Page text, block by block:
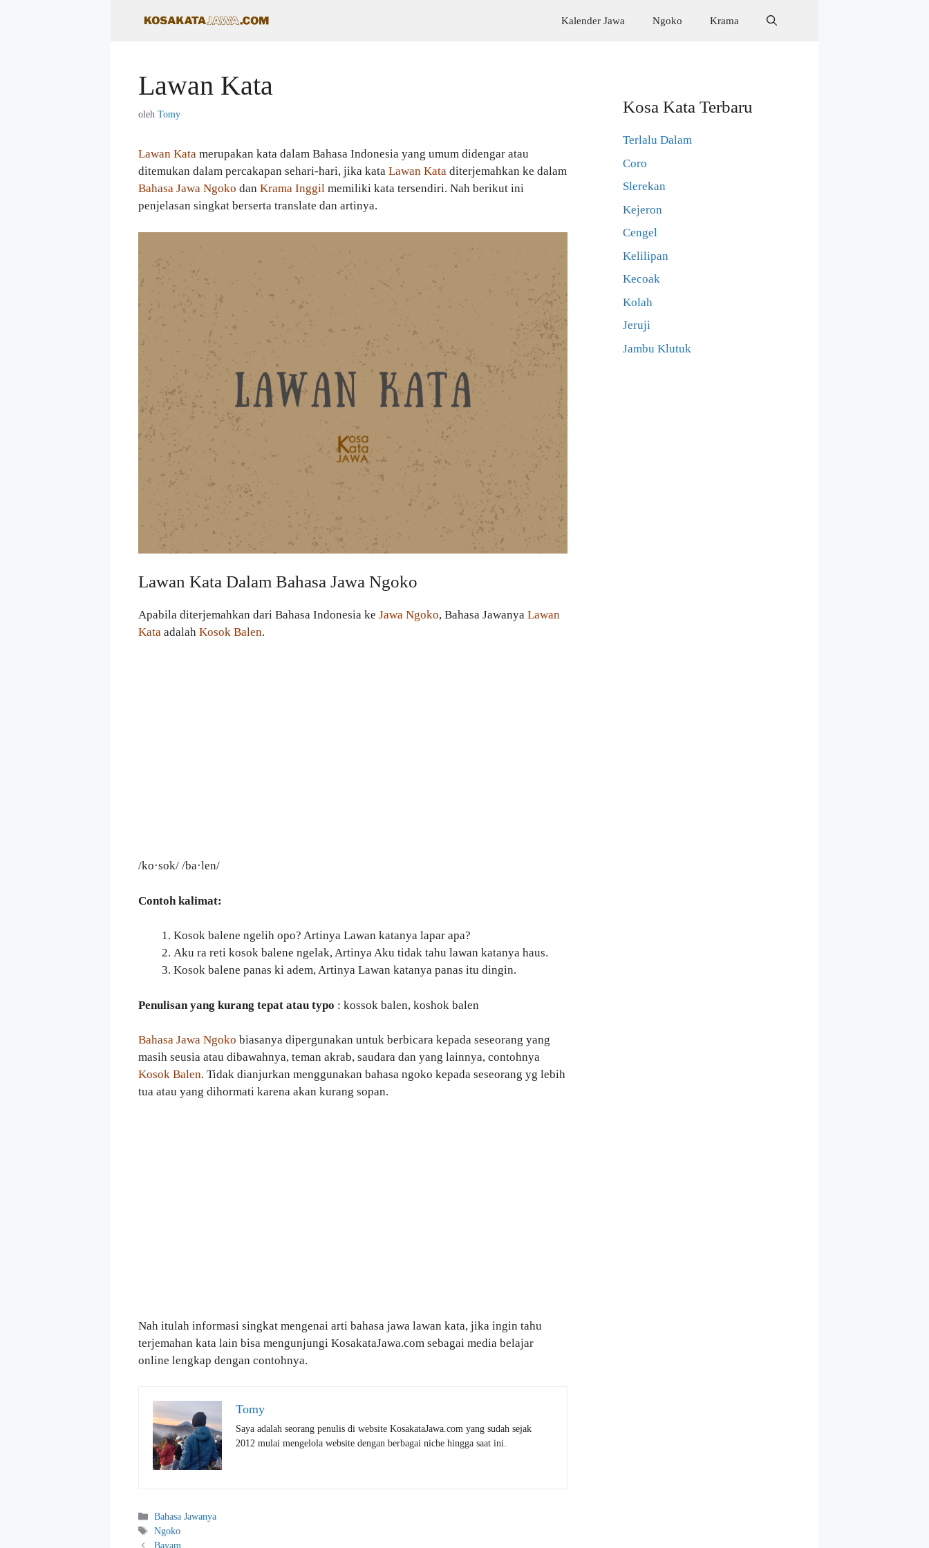
Kalender Jawa Ngoko Krama
Lawan Kata
oleh Tomy
Lawan Kata merupakan kata dalam Bahasa Indonesia yang umum didengar atau
ditemukan dalam percakapan sehari-hari, jika kata Lawan Kata diterjemahkan ke dalam
Bahasa Jawa Ngoko dan Krama Inggil memiliki kata tersendiri. Nah berikut ini
penjelasan singkat berserta translate dan artinya.
Lawan Kata Dalam Bahasa Jawa Ngoko
Apabila diterjemahkan dari Bahasa Indonesia ke Jawa Ngoko, Bahasa Jawanya Lawan
Kata adalah Kosok Balen.
/ko·sok/ /ba·len/
Contoh kalimat:
Kosok balene ngelih opo? Artinya Lawan katanya lapar apa?
Aku ra reti kosok balene ngelak, Artinya Aku tidak tahu lawan katanya haus.
Kosok balene panas ki adem, Artinya Lawan katanya panas itu dingin.
Penulisan yang kurang tepat atau typo : kossok balen, koshok balen
Bahasa Jawa Ngoko biasanya dipergunakan untuk berbicara kepada seseorang yang
masih seusia atau dibawahnya, teman akrab, saudara dan yang lainnya, contohnya
Kosok Balen. Tidak dianjurkan menggunakan bahasa ngoko kepada seseorang yg lebih
tua atau yang dihormati karena akan kurang sopan.
Nah itulah informasi singkat mengenai arti bahasa jawa lawan kata, jika ingin tahu
terjemahan kata lain bisa mengunjungi KosakataJawa.com sebagai media belajar
online lengkap dengan contohnya.
Tomy
Saya adalah seorang penulis di website KosakataJawa.com yang sudah sejak
2012 mulai mengelola website dengan berbagai niche hingga saat ini.
Kategori
Bahasa Jawanya
Tag
Ngoko
Bayam
Kosa Kata Terbaru
Terlalu Dalam
Coro
Slerekan
Kejeron
Cengel
Kelilipan
Kecoak
Kolah
Jeruji
Jambu Klutuk